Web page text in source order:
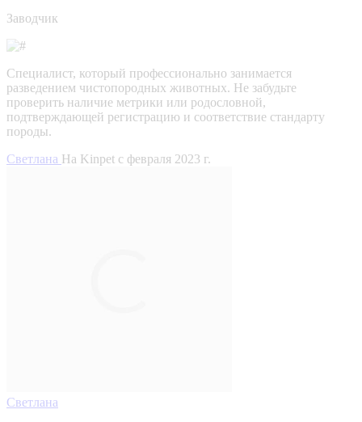
Заводчик
Специалист, который профессионально занимается
разведением чистопородных животных. Не забудьте
проверить наличие метрики или родословной,
подтверждающей регистрацию и соответствие стандарту
породы.
Светлана На Kinpet c февраля 2023 г.
Светлана